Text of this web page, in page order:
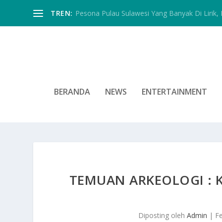
TREN: Pesona Pulau Sulawesi Yang Banyak Di Lirik,
BERANDA NEWS ENTERTAINMENT
TEMUAN ARKEOLOGI :
Diposting olehAdmin |